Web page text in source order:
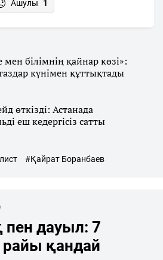
Ашулы 1
мен білімнің қайнар көзі»:
күнімен құттықтады
өткізді: Астанада
еш кедергісіз сатты
#Қайрат Боранбаев
пен дауыл: 7
қандай